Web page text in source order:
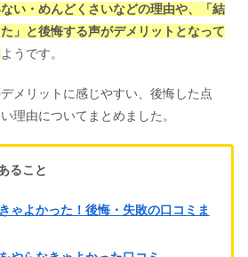
い・めんどくさいなどの理由や、「結
」と後悔する声がデメリットとなって
ようです。
メリットに感じやすい、後悔した点
理由についてまとめました。
ること
ゃよかった！後悔・失敗の口コミま